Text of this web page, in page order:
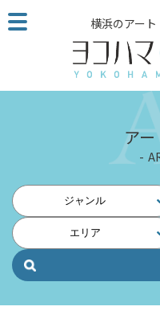
こ
の
ジ
読
他
ペ
横浜のアー
ア
ジャンル
エリア